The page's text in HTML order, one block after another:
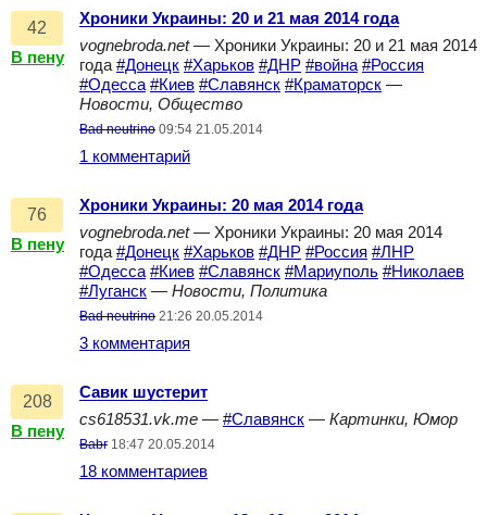
42
В пену
Хроники Украины: 20 и 21 мая 2014 года
vognebroda.net— Хроники Украины: 20 и 21 мая 2014
года #Донецк #Харьков #ДНР #война #Россия
#Одесса #Киев #Славянск #Краматорск —
Новости, Общество
Bad neutrino 09:54 21.05.2014
1 комментарий
76
В пену
Хроники Украины: 20 мая 2014 года
vognebroda.net— Хроники Украины: 20 мая 2014
года #Донецк #Харьков #ДНР #Россия #ЛНР
#Одесса #Киев #Славянск #Мариуполь #Николаев
#Луганск — Новости, Политика
Bad neutrino 21:26 20.05.2014
3 комментария
208
В пену
Савик шустерит
cs618531.vk.me — #Славянск — Картинки, Юмор
Babr 18:47 20.05.2014
18 комментариев